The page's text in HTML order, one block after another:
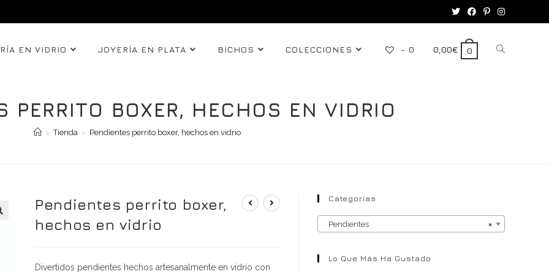
EN VIDRIO JOYERÍA EN PLATA BICHOS COLECCIONES - 0 0,00€ 0
PERRITO BOXER, HECHOS EN VIDRIO
> Tienda > Pendientes perrito boxer, hechos en vidrio
Pendientes perrito boxer,
hechos en vidrio
Divertidos pendientes hechos artesanalmente en vidrio con
Categorías
×
Pendientes
Lo Que Más Ha Gustado